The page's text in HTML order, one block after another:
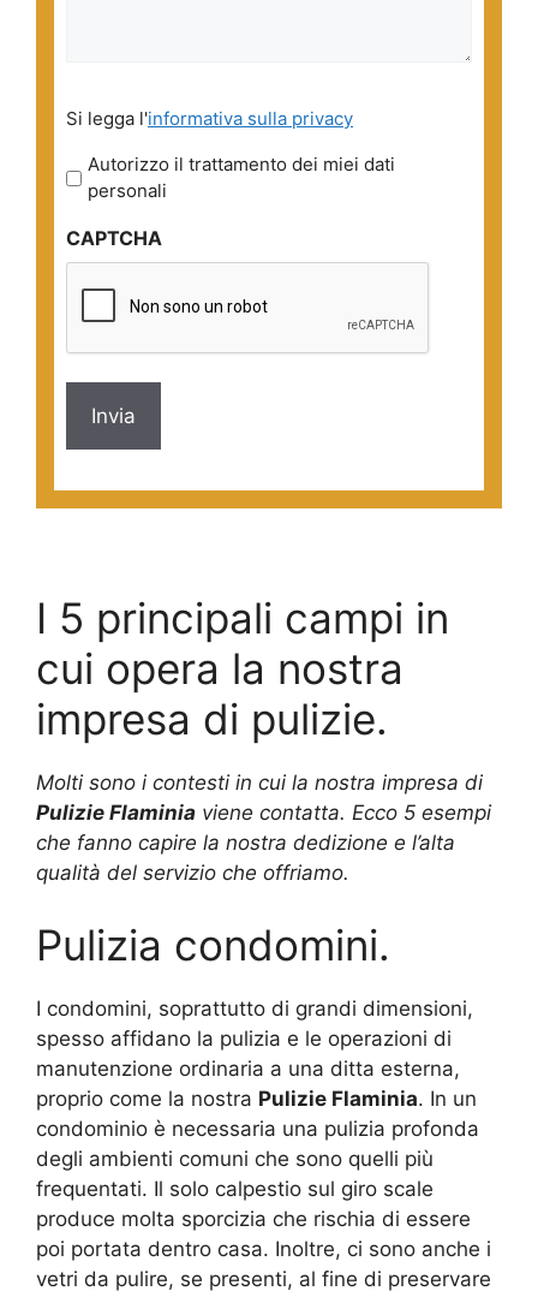
legga
l'informativa
sulla
*
Si legga l'informativa sulla privacy
Autorizzo il trattamento dei miei dati
personali
CAPTCHA
I 5 principali campi in
cui opera la nostra
impresa di pulizie.
Molti sono i contesti in cui la nostra impresa di
Pulizie Flaminia viene contatta. Ecco 5 esempi
che fanno capire la nostra dedizione e l’alta
qualità del servizio che offriamo.
Pulizia condomini.
I condomini, soprattutto di grandi dimensioni,
spesso affidano la pulizia e le operazioni di
manutenzione ordinaria a una ditta esterna,
proprio come la nostra Pulizie Flaminia. In un
condominio è necessaria una pulizia profonda
degli ambienti comuni che sono quelli più
frequentati. Il solo calpestio sul giro scale
produce molta sporcizia che rischia di essere
poi portata dentro casa. Inoltre, ci sono anche i
vetri da pulire, se presenti, al fine di preservare